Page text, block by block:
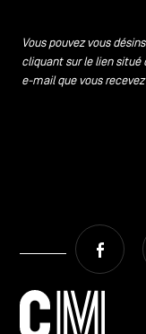
Vous pouvez vous
cliquant sur le lien situé
e-mail que vous